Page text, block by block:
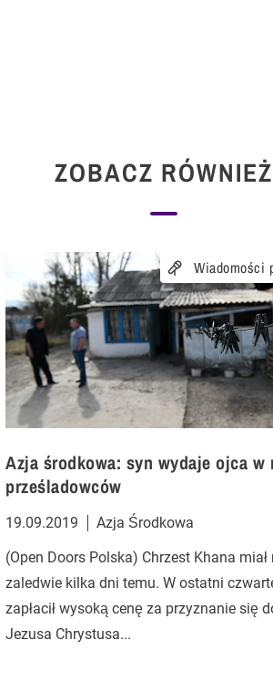
ZOBACZ RÓWNIEŻ
Wiadomości
Azja środkowa: syn wydaje ojca w
prześladowców
19.09.2019
Azja Środkowa
(Open Doors Polska) Chrzest Khana miał
zaledwie kilka dni temu. W ostatni
zapłacił wysoką cenę za przyznanie się
Jezusa Chrystusa...